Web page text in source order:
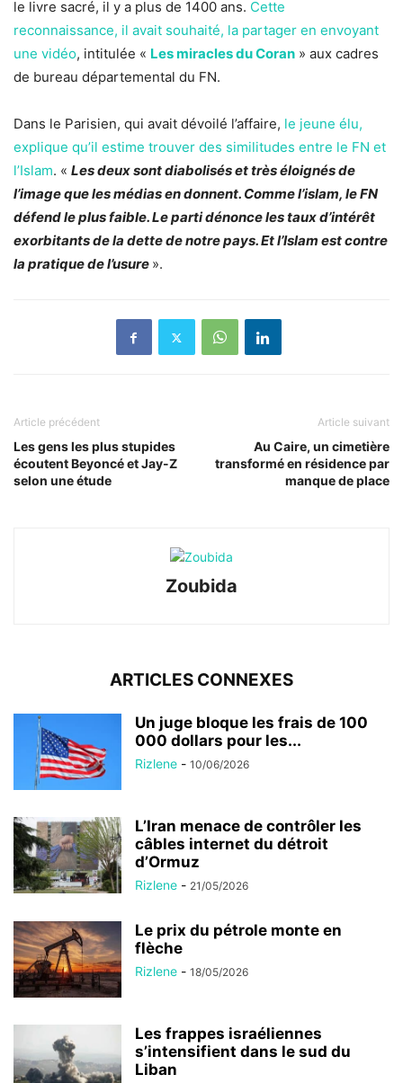
le livre sacré, il y a plus de 1400 ans. Cette
reconnaissance, il avait souhaité, la partager en envoyant
une vidéo, intitulée « Les miracles du Coran » aux cadres
de bureau départemental du FN.
Dans le Parisien, qui avait dévoilé l’affaire, le jeune élu,
explique qu’il estime trouver des similitudes entre le FN et
l’Islam. « Les deux sont diabolisés et très éloignés de
l’image que les médias en donnent. Comme l’islam, le FN
défend le plus faible. Le parti dénonce les taux d’intérêt
exorbitants de la dette de notre pays. Et l’Islam est contre
la pratique de l’usure ».
Article précédent
Les gens les plus stupides
écoutent Beyoncé et Jay-Z
selon une étude
Article suivant
Au Caire, un cimetière
transformé en résidence par
manque de place
Zoubida
ARTICLES CONNEXES
Un juge bloque les frais de 100
000 dollars pour les...
Rizlene - 10/06/2026
L’Iran menace de contrôler les
câbles internet du détroit
d’Ormuz
Rizlene - 21/05/2026
Le prix du pétrole monte en
flèche
Rizlene - 18/05/2026
Les frappes israéliennes
s’intensifient dans le sud du
Liban